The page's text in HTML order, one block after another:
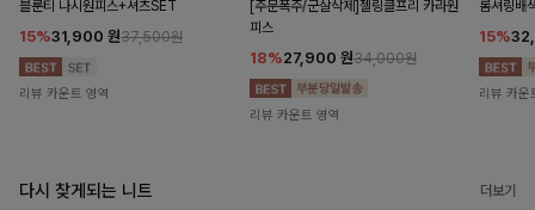
블룬티 나시원피스+셔츠SET
15%31,900 원37,500원
리뷰 카운트 영역
[주문폭주/군살삭제]젤링클프리 카라원
피스
18%27,900 원34,000원
리뷰 카운트 영역
롬셔링배
15%
리뷰 카운
다시 찾게되는 니트 더보기